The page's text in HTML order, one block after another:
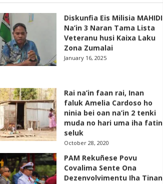
Diskunfia Eis Milisia MAHIDI
Na’in 3 Naran Tama Lista
Veteranu husi Kaixa Laku
Zona Zumalai
January 16, 2025
Rai na’in faan rai, Inan
faluk Amelia Cardoso ho
ninia bei oan na’in 2 tenki
muda no hari uma iha fatin
seluk
October 28, 2020
PAM Rekuñese Povu
Covalima Sente Ona
Dezenvolvimentu Iha Tinan